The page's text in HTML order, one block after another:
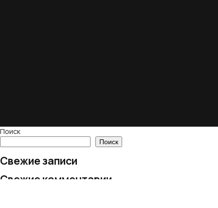
Поиск
Поиск
Свежие записи
Свежие комментарии